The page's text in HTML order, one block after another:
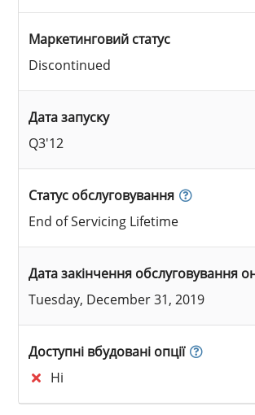
Маркетинговий статус
Discontinued
Дата запуску
Q3'12
Статус обслуговування
End of Servicing Lifetime
Дата закінчення обслуговування
Tuesday, December 31, 2019
Доступні вбудовані опції
Ні